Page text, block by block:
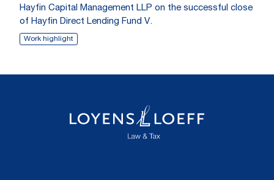
Hayfin Capital Management LLP on the successful close
of Hayfin Direct Lending Fund V.
Work highlight